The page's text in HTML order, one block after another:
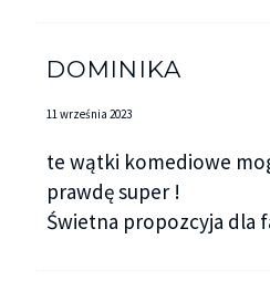
DOMINIKA
11 września 2023
te wątki komediowe
prawdę super !
Świetna propozcyja dla